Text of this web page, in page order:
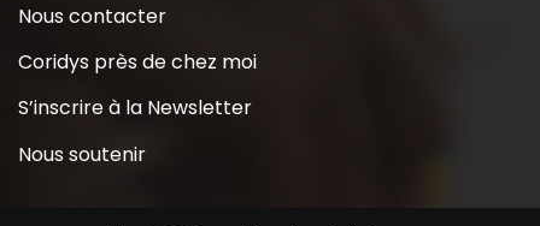
Nous contacter
Coridys près de chez moi
S’inscrire à la Newsletter
Nous soutenir